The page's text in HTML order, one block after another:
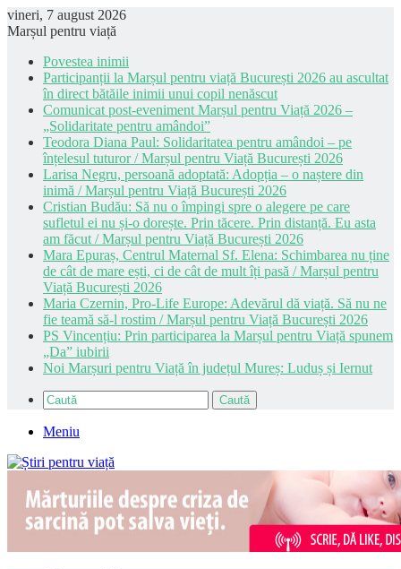
vineri, 7 august 2026
Marșul pentru viață
Povestea inimii
Participanții la Marșul pentru viață București 2026 au ascultat
în direct bătăile inimii unui copil nenăscut
Comunicat post-eveniment Marșul pentru Viață 2026 –
„Solidaritate pentru amândoi”
Teodora Diana Paul: Solidaritatea pentru amândoi – pe
înțelesul tuturor / Marșul pentru Viață București 2026
Larisa Negru, persoană adoptată: Adopția – o naștere din
inimă / Marșul pentru Viață București 2026
Cristian Budău: Să nu o împingi spre o alegere pe care
sufletul ei nu și-o dorește. Prin tăcere. Prin distanță. Eu asta
am făcut / Marșul pentru Viață București 2026
Mara Epuraș, Centrul Maternal Sf. Elena: Schimbarea nu ține
de cât de mare ești, ci de cât de mult îți pasă / Marșul pentru
Viață București 2026
Maria Czernin, Pro-Life Europe: Adevărul dă viață. Să nu ne
fie teamă să-l rostim / Marșul pentru Viață București 2026
PS Vincențiu: Prin participarea la Marșul pentru Viață spunem
„Da” iubirii
Noi Marșuri pentru Viață în județul Mureș: Luduș și Iernut
Caută
Meniu